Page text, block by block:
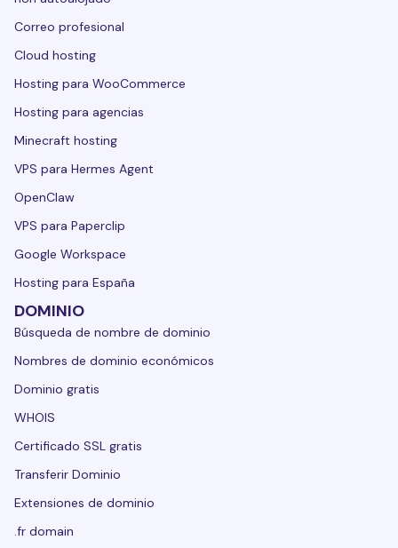
Correo profesional
Cloud hosting
Hosting para WooCommerce
Hosting para agencias
Minecraft hosting
VPS para Hermes Agent
OpenClaw
VPS para Paperclip
Google Workspace
Hosting para España
DOMINIO
Búsqueda de nombre de dominio
Nombres de dominio económicos
Dominio gratis
WHOIS
Certificado SSL gratis
Transferir Dominio
Extensiones de dominio
.fr domain